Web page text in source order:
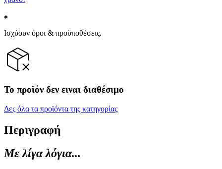
Ισχύουν όροι & προϋποθέσεις.
Το προϊόν δεν ειναι διαθέσιμο
Δες όλα τα προϊόντα της κατηγορίας
Περιγραφή
Με λίγα λόγια...